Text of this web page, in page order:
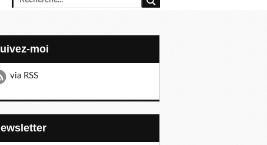
Suivez-moi
via RSS
Newsletter